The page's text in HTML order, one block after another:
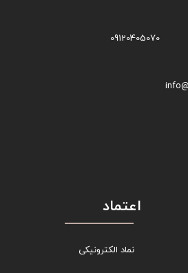
09120405070
اعتماد
نماد الکترونیکی